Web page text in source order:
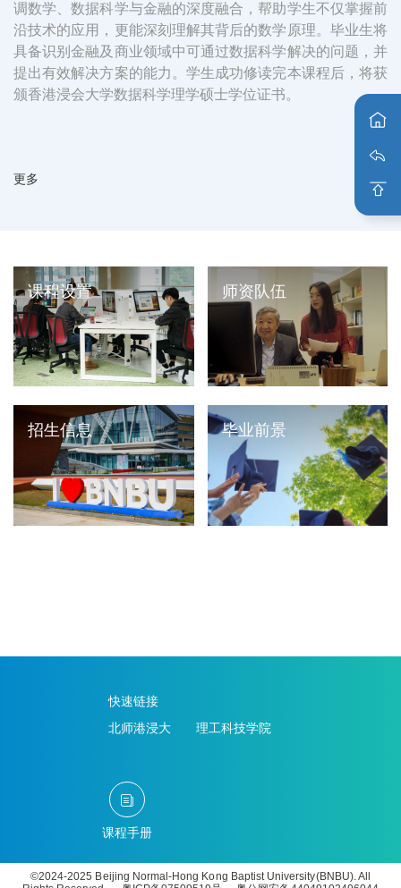
调数学、数据科学与金融的深度融合，帮助学生不仅掌握前
沿技术的应用，更能深刻理解其背后的数学原理。毕业生将
具备识别金融及商业领域中可通过数据科学解决的问题，并
提出有效解决方案的能力。学生成功修读完本课程后，将获
颁香港浸会大学数据科学理学硕士学位证书。
更多
课程设置 师资队伍
招生信息 毕业前景
快速链接
北师港浸大
理工科技学院
课程手册
©2024-2025 Beijing Normal-Hong Kong Baptist University(BNBU). All